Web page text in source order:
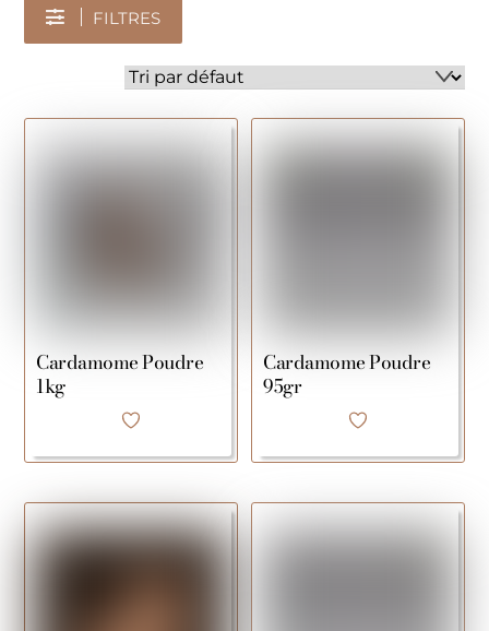
FILTRES
Cardamome Poudre
1kg
Cardamome Poudre
95gr